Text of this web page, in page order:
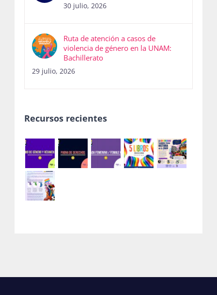
30 julio, 2026
Ruta de atención a casos de
violencia de género en la UNAM:
Bachillerato
29 julio, 2026
Recursos recientes